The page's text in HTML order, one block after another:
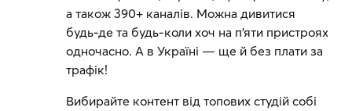
а також 390+ каналів. Можна дивитися
будь-де та будь-коли хоч на п'яти пристроях
одночасно. А в Україні — ще й без плати за
трафік!
Вибирайте контент від топових студій собі